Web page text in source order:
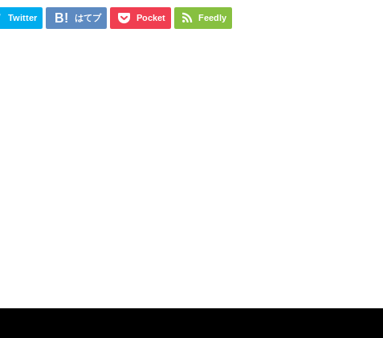
Twitter はてブ Pocket Feedly